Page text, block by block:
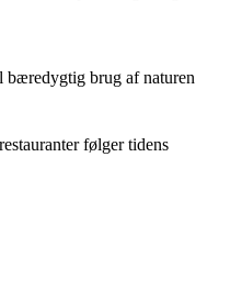
bæredygtig brug af naturen
følger tidens